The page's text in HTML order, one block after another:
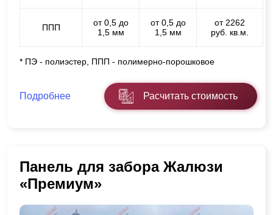
ППП
от 0,5 до
1,5 мм
от 0,5 до
1,5 мм
от 2262
руб. кв.м.
* ПЭ - полиэстер, ППП - полимерно-порошковое
Подробнее Расчитать стоимость
Панель для забора Жалюзи
«Премиум»